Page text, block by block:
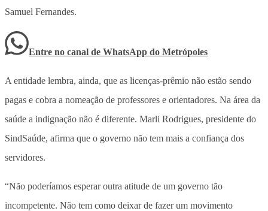
Samuel Fernandes.
Entre no canal de WhatsApp do Metrópoles
A entidade lembra, ainda, que as licenças-prêmio não estão sendo
pagas e cobra a nomeação de professores e orientadores. Na área da
saúde a indignação não é diferente. Marli Rodrigues, presidente do
SindSaúde, afirma que o governo não tem mais a confiança dos
servidores.
“Não poderíamos esperar outra atitude de um governo tão
incompetente. Não tem como deixar de fazer um movimento